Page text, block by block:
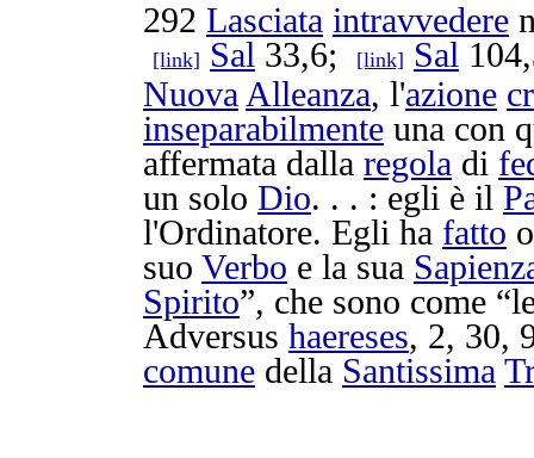
292 Lasciata intravvedere
[link] Sal 33,6; [link] Sal
Nuova Alleanza, l'azione
inseparabilmente una con
affermata dalla regola di
un solo Dio. . . : egli è il
l'Ordinatore. Egli ha fatto
suo Verbo e la sua
Spirito”, che sono come
Adversus haereses, 2, 30,
comune della Santissima